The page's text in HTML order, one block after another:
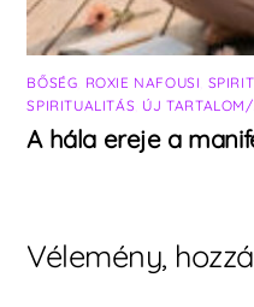
BŐSÉG ROXIE NAFOUSI
SPIRITUALITÁS ÚJ
A hála ereje a
Vélemény,